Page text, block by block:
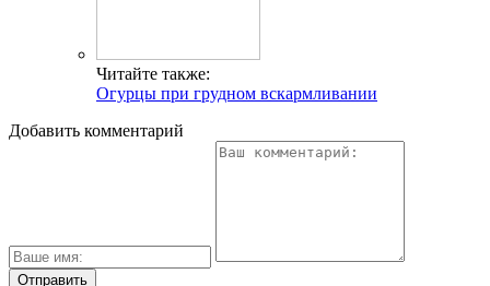
Читайте также:
Огурцы при грудном вскармливании
Добавить комментарий